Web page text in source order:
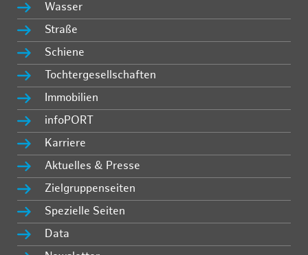
Wasser
Straße
Schiene
Tochtergesellschaften
Immobilien
infoPORT
Karriere
Aktuelles & Presse
Zielgruppenseiten
Spezielle Seiten
Data